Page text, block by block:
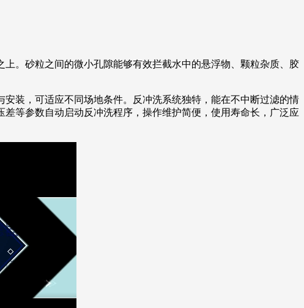
。砂粒之间的微小孔隙能够有效拦截水中的悬浮物、颗粒杂质、胶
装，可适应不同场地条件。反冲洗系统独特，能在不中断过滤的情
等参数自动启动反冲洗程序，操作维护简便，使用寿命长，广泛应